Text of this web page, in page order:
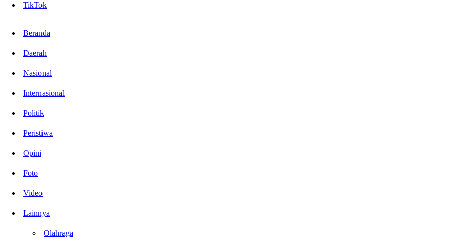
TikTok
Beranda
Daerah
Nasional
Internasional
Politik
Peristiwa
Opini
Foto
Video
Lainnya
Olahraga